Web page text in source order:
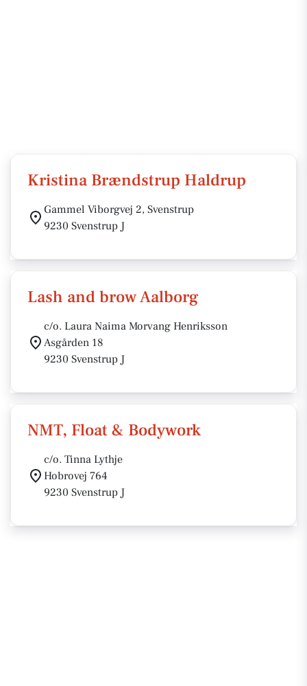
Kristina Brændstrup Haldrup
Gammel Viborgvej 2, Svenstrup
9230 Svenstrup J
Lash and brow Aalborg
c/o. Laura Naima Morvang Henriksson
Asgården 18
9230 Svenstrup J
NMT, Float & Bodywork
c/o. Tinna Lythje
Hobrovej 764
9230 Svenstrup J